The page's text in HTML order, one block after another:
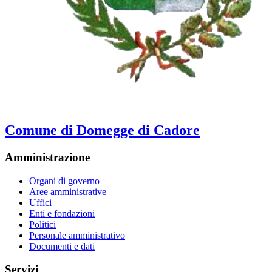
Comune di Domegge di Cadore
Amministrazione
Organi di governo
Aree amministrative
Uffici
Enti e fondazioni
Politici
Personale amministrativo
Documenti e dati